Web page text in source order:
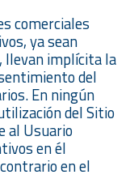
comerciales
ya sean
llevan implícita la
del
En ningún
del Sitio
al Usuario
en él
en el